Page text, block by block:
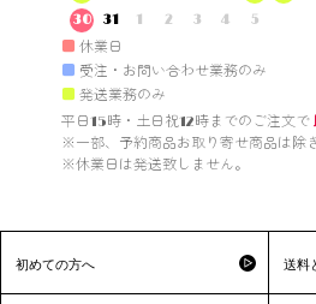
30
31 1 2 3 4 5
■ 休業日
■ 受注・お問い合わせ業務のみ
■ 発送業務のみ
平日15時・土日祝12時までのご注文で
※一部、予約商品お取り寄せ商品は除
※休業日は発送致しません。
初めての方へ 送料